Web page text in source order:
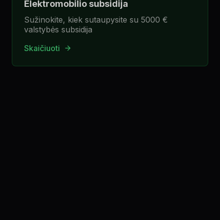
Elektromobilio subsidija
Sužinokite, kiek sutaupysite su 5000 €
valstybės subsidija
Skaičiuoti